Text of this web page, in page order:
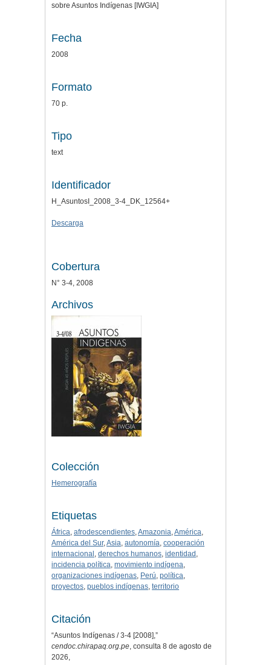
sobre Asuntos Indígenas [IWGIA]
Fecha
2008
Formato
70 p.
Tipo
text
Identificador
H_AsuntosI_2008_3-4_DK_12564+
Descarga
Cobertura
N° 3-4, 2008
Archivos
Colección
Hemerografía
Etiquetas
África, afrodescendientes,Amazonia,América,
América del Sur,Asia, autonomía, cooperación
internacional , derechos humanos, identidad ,
incidencia política, movimiento indígena,
organizaciones indígenas, Perú, política,
proyectos, pueblos indígenas, territorio
Citación
“Asuntos Indígenas / 3-4 [2008],”
cendoc.chirapaq.org.pe, consulta 8 de agosto de
2026,